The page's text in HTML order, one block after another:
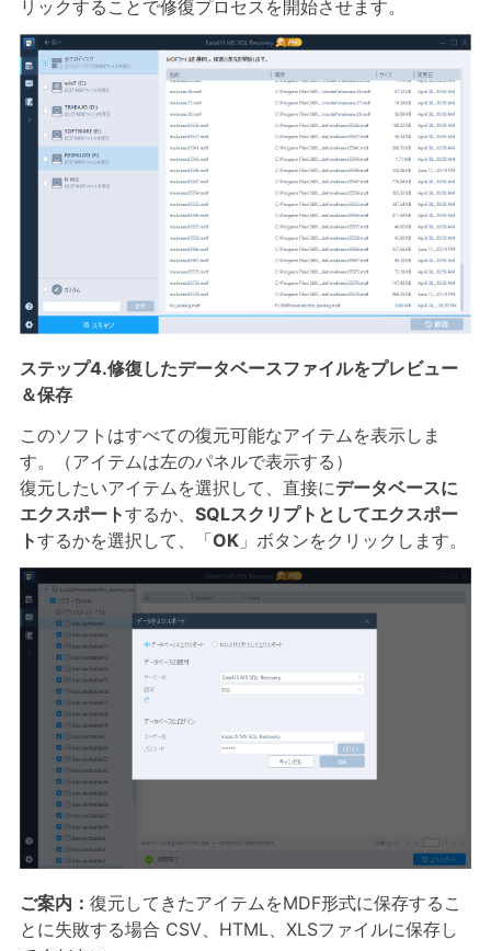
リックすることで修復プロセスを開始させます。
ステップ4.修復したデータベースファイルをプレビュー
＆保存
このソフトはすべての復元可能なアイテムを表示しま
す。（アイテムは左のパネルで表示する）
復元したいアイテムを選択して、直接にデータベースに
エクスポートするか、 SQLスクリプトとしてエクスポー
トするかを選択して、「OK」ボタンをクリックします。
ご案内： 復元してきたアイテムをMDF形式に保存するこ
とに失敗する場合 CSV、HTML、XLSファイルに保存し